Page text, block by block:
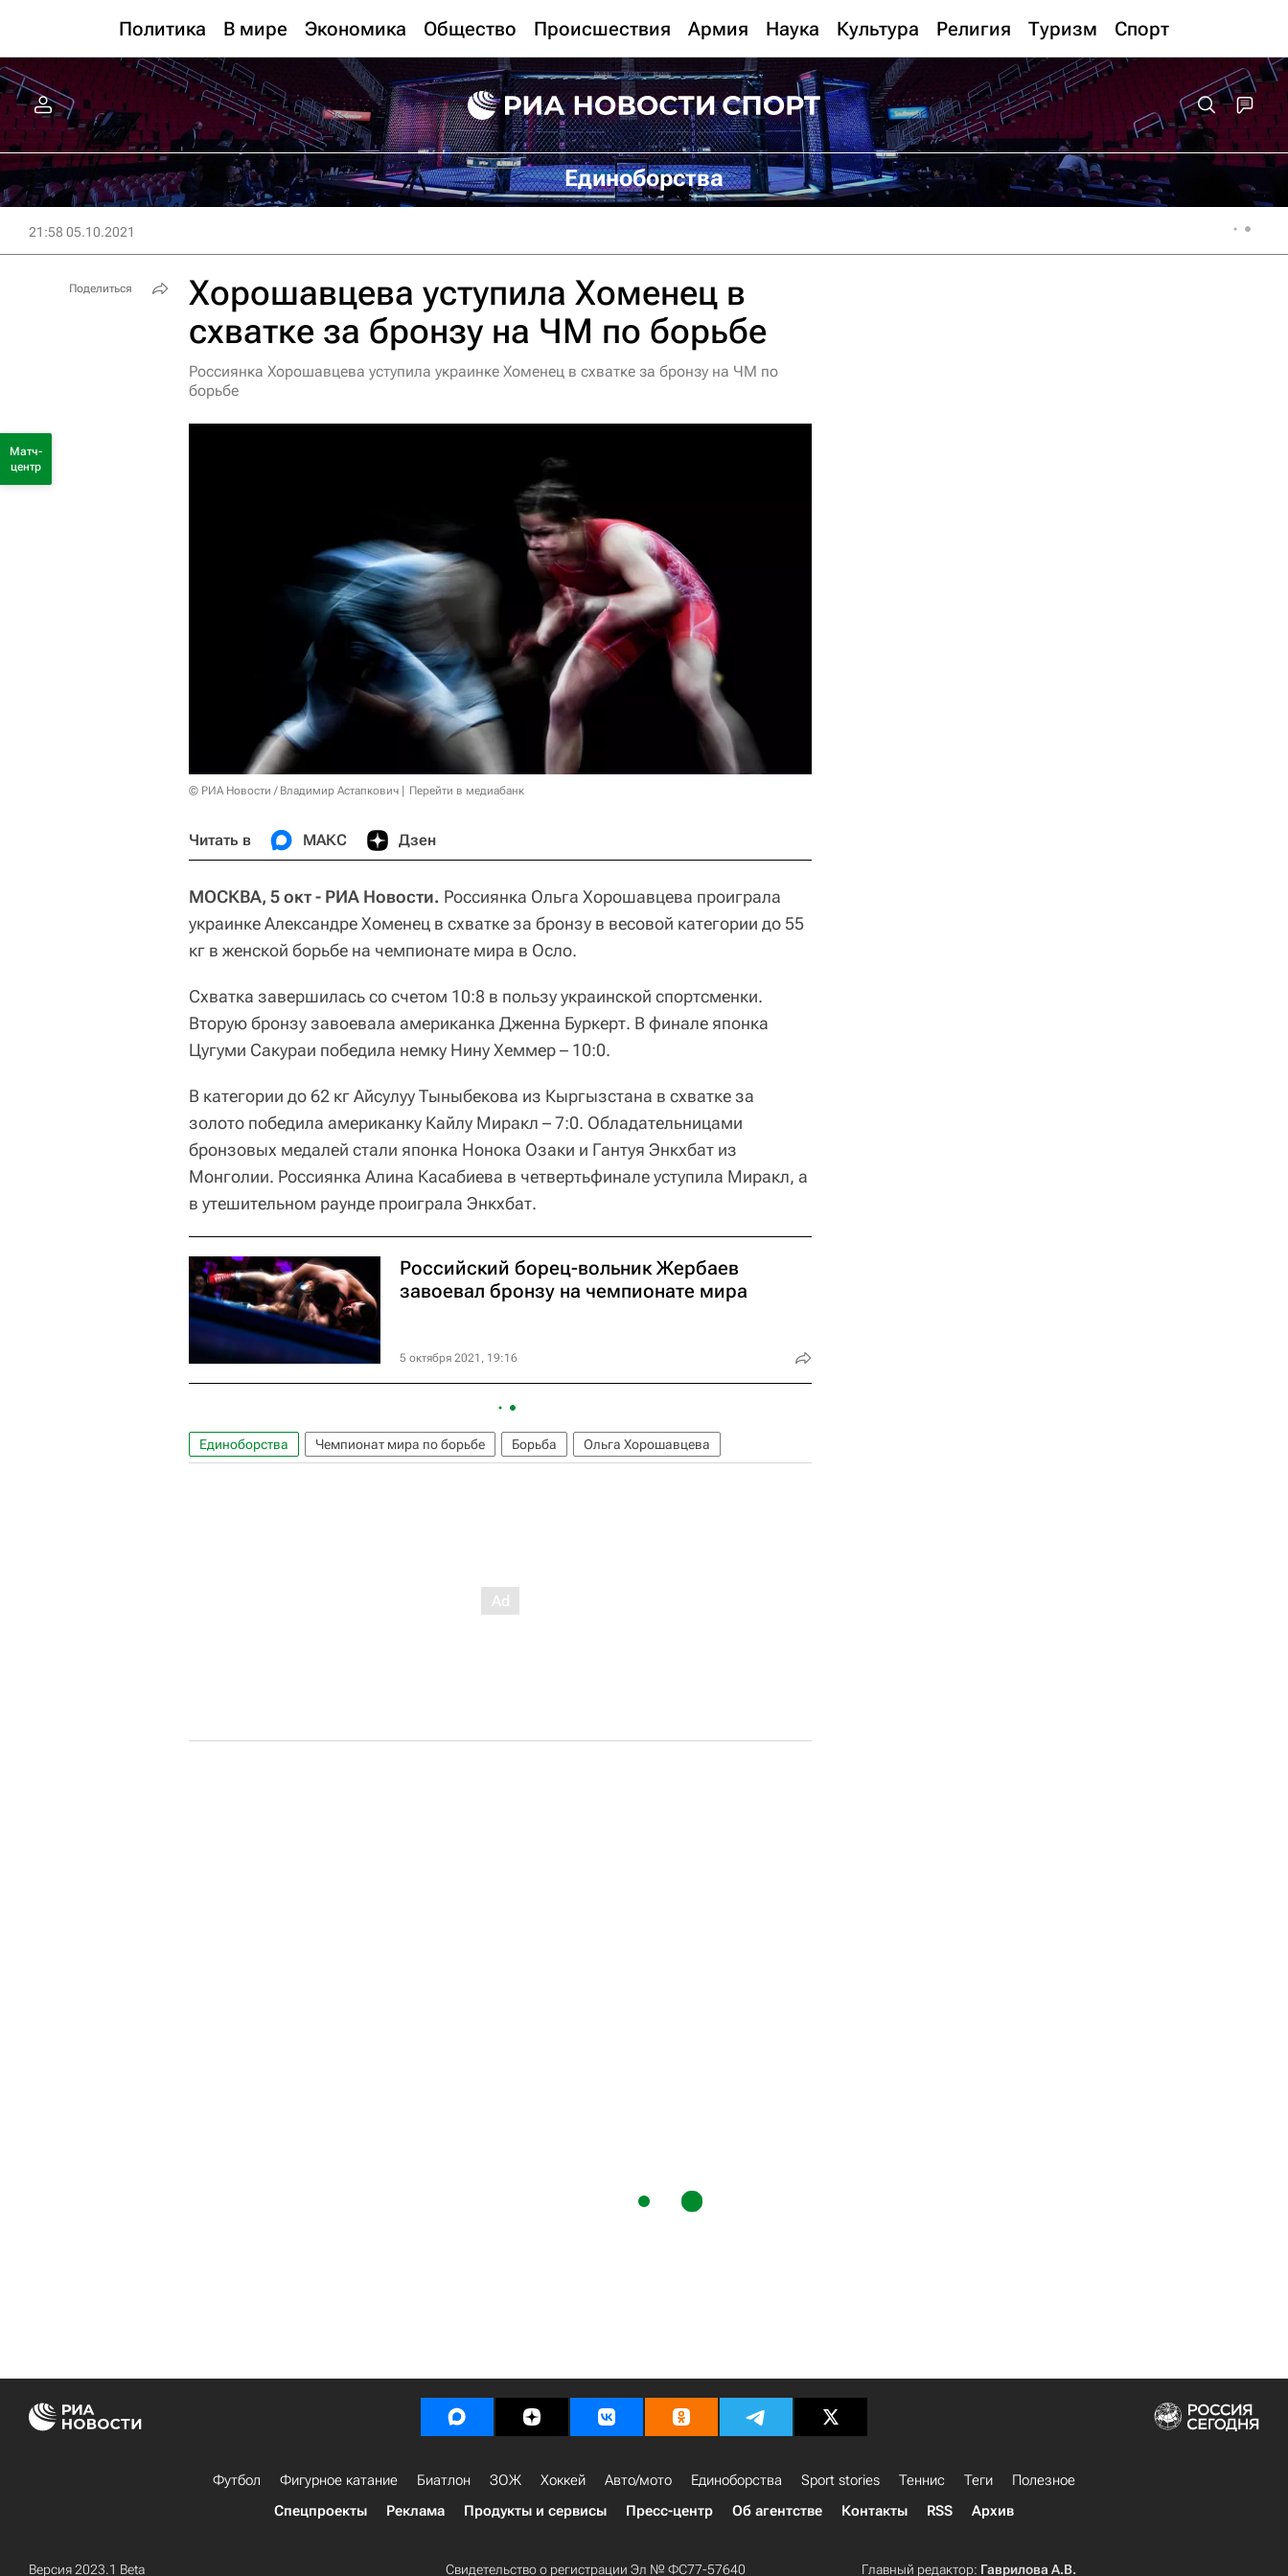
Политика В мире Экономика Общество Происшествия Армия Наука Культура Религия Туризм Спорт
Единоборства
21:58 05.10.2021
Хорошавцева уступила Хоменец в
схватке за бронзу на ЧМ по борьбе
Россиянка Хорошавцева уступила украинке Хоменец в схватке за бронзу на ЧМ по
борьбе
© РИА Новости / Владимир Астапкович Перейти в медиабанк
Читать в МАКС Дзен
МОСКВА, 5 окт - РИА Новости. Россиянка Ольга Хорошавцева проиграла
украинке Александре Хоменец в схватке за бронзу в весовой категории до 55
кг в женской борьбе на чемпионате мира в Осло.
Схватка завершилась со счетом 10:8 в пользу украинской спортсменки.
Вторую бронзу завоевала американка Дженна Буркерт. В финале японка
Цугуми Сакураи победила немку Нину Хеммер – 10:0.
В категории до 62 кг Айсулуу Тыныбекова из Кыргызстана в схватке за
золото победила американку Кайлу Миракл – 7:0. Обладательницами
бронзовых медалей стали японка Нонока Озаки и Гантуя Энкхбат из
Монголии. Россиянка Алина Касабиева в четвертьфинале уступила Миракл, а
в утешительном раунде проиграла Энкхбат.
Российский борец-вольник Жербаев
завоевал бронзу на чемпионате мира
5 октября 2021, 19:16
Единоборства Чемпионат мира по борьбе Борьба Ольга Хорошавцева
Поделиться
Матч-
центр
Футбол Фигурное катание Биатлон ЗОЖ Хоккей Авто/мото Единоборства Sport stories Теннис Теги
Полезное
Спецпроекты
Реклама Продукты и сервисы Пресс-центр Об агентстве Контакты RSS Архив
Версия 2023.1 Beta Свидетельство о регистрации Эл № ФС77-57640 Главный редактор: Гаврилова А.В.